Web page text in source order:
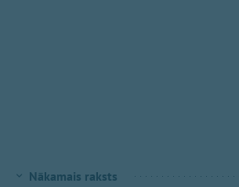
Nākamais raksts